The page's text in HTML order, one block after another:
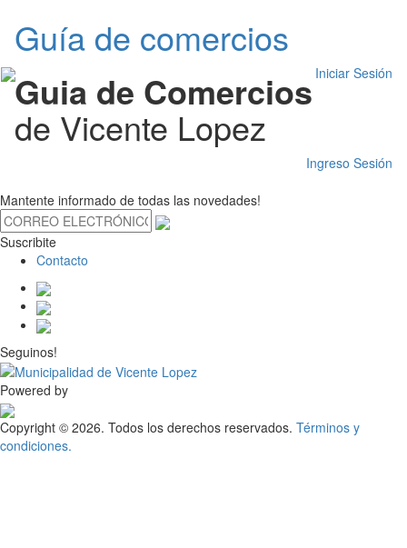
Guía de comercios
Iniciar Sesión
Guia de Comercios
de Vicente Lopez
Ingreso Sesión
Mantente informado de todas las novedades!
Suscribite
Contacto
Seguinos!
Powered by
Copyright © 2026. Todos los derechos reservados. Términos y
condiciones.